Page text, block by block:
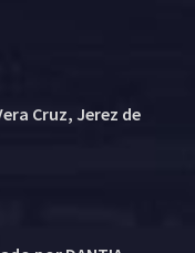
Cruz, Jerez de